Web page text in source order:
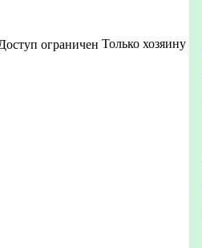
Только хозяину